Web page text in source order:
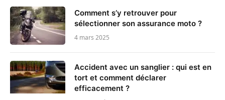
Comment s’y retrouver pour
sélectionner son assurance moto ?
4 mars 2025
Accident avec un sanglier : qui est en
tort et comment déclarer
efficacement ?